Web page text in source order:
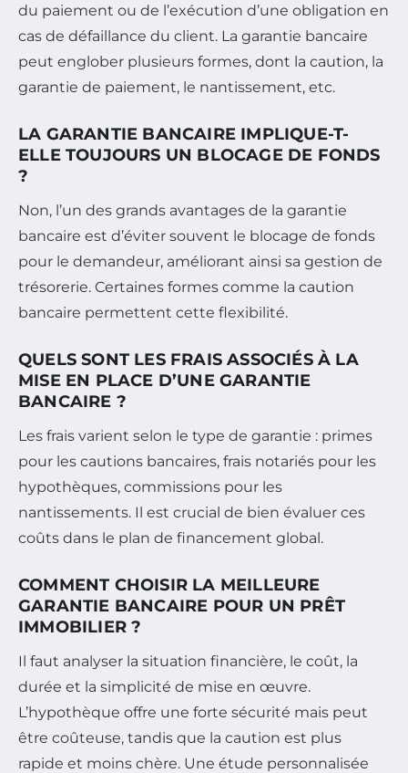
du paiement ou de l’exécution d’une obligation en
cas de défaillance du client. La garantie bancaire
peut englober plusieurs formes, dont la caution, la
garantie de paiement, le nantissement, etc.
LA GARANTIE BANCAIRE IMPLIQUE-T-
ELLE TOUJOURS UN BLOCAGE DE FONDS
?
Non, l’un des grands avantages de la garantie
bancaire est d’éviter souvent le blocage de fonds
pour le demandeur, améliorant ainsi sa gestion de
trésorerie. Certaines formes comme la caution
bancaire permettent cette flexibilité.
QUELS SONT LES FRAIS ASSOCIÉS À LA
MISE EN PLACE D’UNE GARANTIE
BANCAIRE ?
Les frais varient selon le type de garantie : primes
pour les cautions bancaires, frais notariés pour les
hypothèques, commissions pour les
nantissements. Il est crucial de bien évaluer ces
coûts dans le plan de financement global.
COMMENT CHOISIR LA MEILLEURE
GARANTIE BANCAIRE POUR UN PRÊT
IMMOBILIER ?
Il faut analyser la situation financière, le coût, la
durée et la simplicité de mise en œuvre.
L’hypothèque offre une forte sécurité mais peut
être coûteuse, tandis que la caution est plus
rapide et moins chère. Une étude personnalisée